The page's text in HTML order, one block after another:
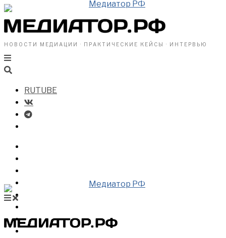
НОВОСТИ МЕДИАЦИИ · ПРАКТИЧЕСКИЕ КЕЙСЫ · ИНТЕРВЬЮ
RUTUBE
ВИДЕО